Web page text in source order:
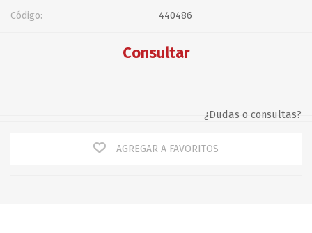
Código: 440486
Consultar
¿Dudas o consultas?
AGREGAR A FAVORITOS